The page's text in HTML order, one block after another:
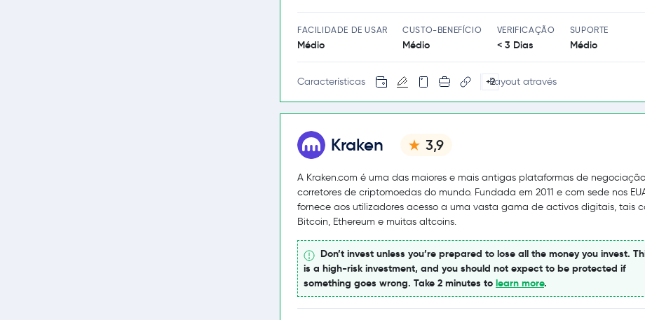
FACILIDADE DE USAR
Médio
CUSTO-BENEFÍCIO
Médio
VERIFICAÇÃO
< 3 Dias
SUPORTE
Médio
Características +2Payout através
Kraken 3,9
A Kraken.com é uma das maiores e mais antigas plataformas de
corretores de criptomoedas do mundo. Fundada em 2011 e com sede nos
fornece aos utilizadores acesso a uma vasta gama de activos digitais, tais
Bitcoin, Ethereum e muitas altcoins.
Don’t invest unless you’re prepared to lose all the money you invest.
is a high-risk investment, and you should not expect to be protected if
something goes wrong. Take 2 minutes to learn more.